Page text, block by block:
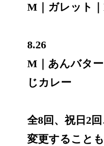
M｜ガレット
8.26
M｜あんバタ
じカレー
全8回、祝日2
変更すること